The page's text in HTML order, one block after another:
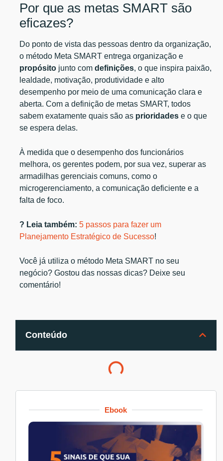
Por que as metas SMART são
eficazes?
Do ponto de vista das pessoas dentro da organização,
o método Meta SMART entrega organização e
propósito junto comdefinições, o que inspira paixão,
lealdade, motivação, produtividade e alto
desempenho por meio de uma comunicação clara e
aberta. Com a definição de metas SMART, todos
sabem exatamente quais são as prioridades e o que
se espera delas.
À medida que o desempenho dos funcionários
melhora, os gerentes podem, por sua vez, superar as
armadilhas gerenciais comuns, como o
microgerenciamento, a comunicação deficiente e a
falta de foco.
? Leia também: 5 passos para fazer um
Planejamento Estratégico de Sucesso!
Você já utiliza o método Meta SMART no seu
negócio? Gostou das nossas dicas? Deixe seu
comentário!
Conteúdo
Ebook